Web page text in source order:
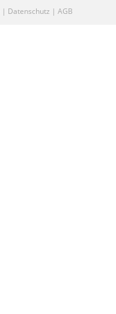
| Datenschutz | AGB